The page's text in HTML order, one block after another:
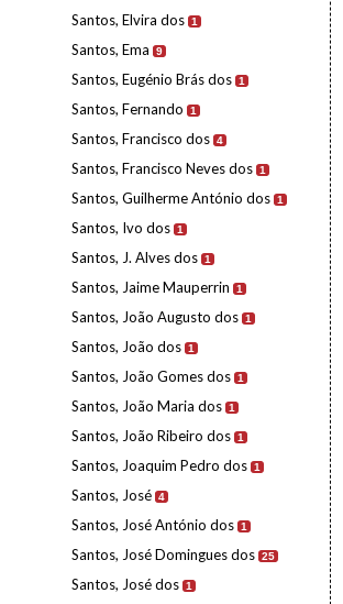
Santos, Elvira dos 1
Santos, Ema 9
Santos, Eugénio Brás dos 1
Santos, Fernando 1
Santos, Francisco dos 4
Santos, Francisco Neves dos 1
Santos, Guilherme António dos 1
Santos, Ivo dos 1
Santos, J. Alves dos 1
Santos, Jaime Mauperrin 1
Santos, João Augusto dos 1
Santos, João dos 1
Santos, João Gomes dos 1
Santos, João Maria dos 1
Santos, João Ribeiro dos 1
Santos, Joaquim Pedro dos 1
Santos, José 4
Santos, José António dos 1
Santos, José Domingues dos 25
Santos, José dos 1